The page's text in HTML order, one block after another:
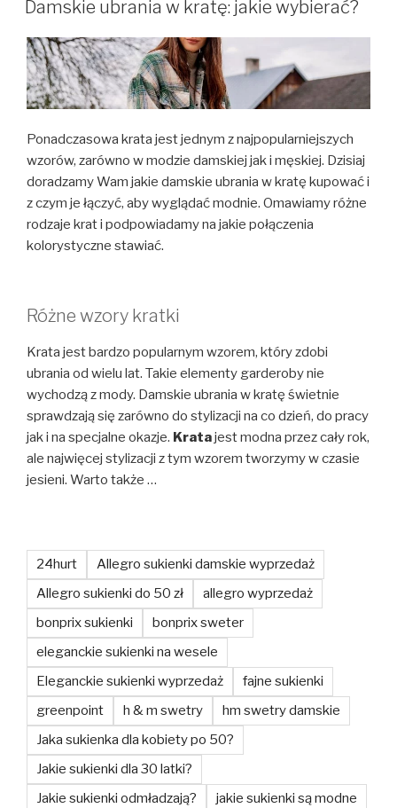
Damskie ubrania w kratę: jakie wybierać?
Ponadczasowa krata jest jednym z najpopularniejszych
wzorów, zarówno w modzie damskiej jak i męskiej. Dzisiaj
doradzamy Wam jakie damskie ubrania w kratę kupować i
z czym je łączyć, aby wyglądać modnie. Omawiamy różne
rodzaje krat i podpowiadamy na jakie połączenia
kolorystyczne stawiać.
Różne wzory kratki
Krata jest bardzo popularnym wzorem, który zdobi
ubrania od wielu lat. Takie elementy garderoby nie
wychodzą z mody. Damskie ubrania w kratę świetnie
sprawdzają się zarówno do stylizacji na co dzień, do pracy
jak i na specjalne okazje. Kratajest modna przez cały rok,
ale najwięcej stylizacji z tym wzorem tworzymy w czasie
jesieni. Warto także …
24hurt
Allegro sukienki damskie wyprzedaż
Allegro sukienki do 50 zł
allegro wyprzedaż
bonprix sukienki
bonprix sweter
eleganckie sukienki na wesele
Eleganckie sukienki wyprzedaż
fajne sukienki
greenpoint
h & m swetry
hm swetry damskie
Jaka sukienka dla kobiety po 50?
Jakie sukienki dla 30 latki?
Jakie sukienki odmładzają?
jakie sukienki są modne